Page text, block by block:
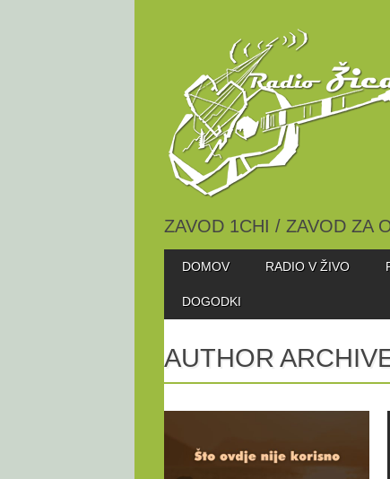
ZAVOD 1CHI / ZAVOD ZA
MAIN MENU
DOMOV RADIO V ŽIVO
DOGODKI
AUTHOR
KADA SE RAD NA SEBI
NE ČINI DOVOLJNIM